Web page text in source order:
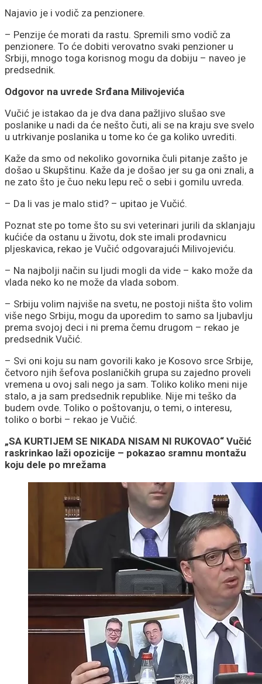
Najavio je i vodič za penzionere.
– Penzije će morati da rastu. Spremili smo vodič za
penzionere. To će dobiti verovatno svaki penzioner u
Srbiji, mnogo toga korisnog mogu da dobiju – naveo je
predsednik.
Odgovor na uvrede Srđana Milivojevića
Vučić je istakao da je dva dana pažljivo slušao sve
poslanike u nadi da će nešto čuti, ali se na kraju sve svelo
u utrkivanje poslanika u tome ko će ga koliko uvrediti.
Kaže da smo od nekoliko govornika čuli pitanje zašto je
došao u Skupštinu. Kaže da je došao jer su ga oni znali, a
ne zato što je čuo neku lepu reč o sebi i gomilu uvreda.
– Da li vas je malo stid? – upitao je Vučić.
Poznat ste po tome što su svi veterinari jurili da sklanjaju
kućiće da ostanu u životu, dok ste imali prodavnicu
pljeskavica, rekao je Vučić odgovarajući Milivojeviću.
– Na najbolji način su ljudi mogli da vide – kako može da
vlada neko ko ne može da vlada sobom.
– Srbiju volim najviše na svetu, ne postoji ništa što volim
više nego Srbiju, mogu da uporedim to samo sa ljubavlju
prema svojoj deci i ni prema čemu drugom – rekao je
predsednik Vučić.
– Svi oni koju su nam govorili kako je Kosovo srce Srbije,
četvoro njih šefova poslaničkih grupa su zajedno proveli
vremena u ovoj sali nego ja sam. Toliko koliko meni nije
stalo, a ja sam predsednik republike. Nije mi teško da
budem ovde. Toliko o poštovanju, o temi, o interesu,
toliko o borbi – rekao je Vučić.
„SA KURTIJEM SE NIKADA NISAM NI RUKOVAO“ Vučić
raskrinkao laži opozicije – pokazao sramnu montažu
koju dele po mrežama